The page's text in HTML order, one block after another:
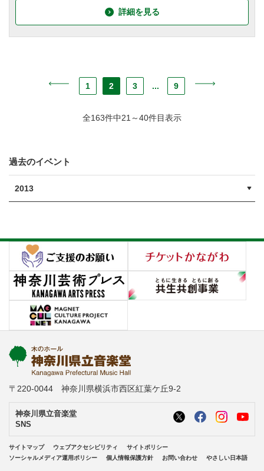
詳細を見る
1 2 3 ... 9
全163件中21～40件目表示
過去のイベント
〒220-0044 神奈川県横浜市西区紅葉ケ丘9-2
神奈川県立音楽堂
SNS
サイトマップ ウェブアクセシビリティ
サイトポリシー
ソーシャルメディア運用ポリシー
個人情報保護方針 お問い合わせ やさしい日本語